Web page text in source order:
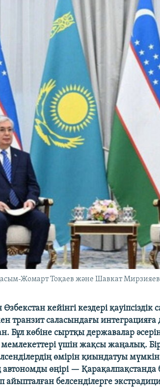
Жомарт Тоқаев және Шавкат
кейінгі кездері қауіпсіздік
транзит саласындағы интеграцияға
Бұл көбіне сыртқы державалар
үшін жақсы жаңалық.
өмірін қиындатуы
өңірі — Қарақалпақстанда
айыпталған белсенділерге